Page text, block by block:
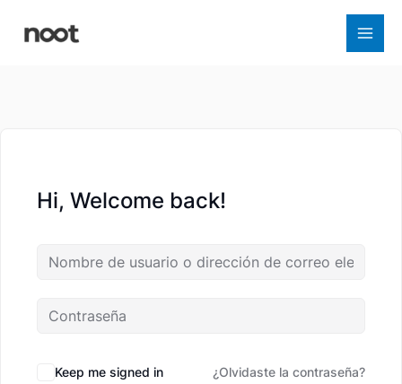
Hi, Welcome back!
Keep me signed in ¿Olvidaste la contraseña?